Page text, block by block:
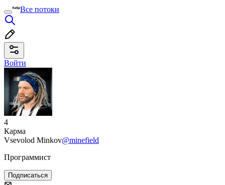
Все потоки
Войти
4
Карма
Vsevolod Minkov@minefield
Программист
Подписаться